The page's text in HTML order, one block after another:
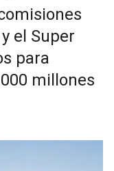
el Super
para
millones